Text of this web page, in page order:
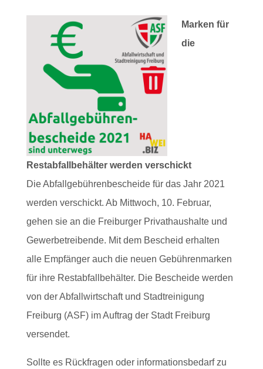
Marken für
die
Restabfallbehälter werden verschickt
Die Abfallgebührenbescheide für das Jahr 2021
werden verschickt. Ab Mittwoch, 10. Februar,
gehen sie an die Freiburger Privathaushalte und
Gewerbetreibende. Mit dem Bescheid erhalten
alle Empfänger auch die neuen Gebührenmarken
für ihre Restabfallbehälter. Die Bescheide werden
von der Abfallwirtschaft und Stadtreinigung
Freiburg (ASF) im Auftrag der Stadt Freiburg
versendet.
Sollte es Rückfragen oder informationsbedarf zu